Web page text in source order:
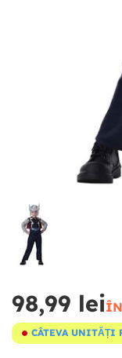
98,99 lei
CÂTEVA UNITĂȚI